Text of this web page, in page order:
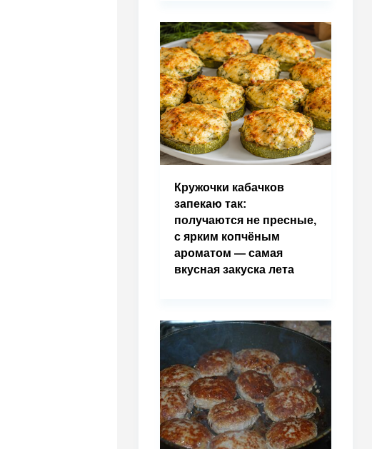
Кружочки кабачков
запекаю так:
получаются не пресные,
с ярким копчёным
ароматом — самая
вкусная закуска лета